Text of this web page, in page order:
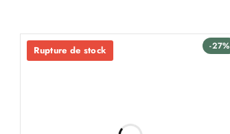
-27%
Rupture de stock